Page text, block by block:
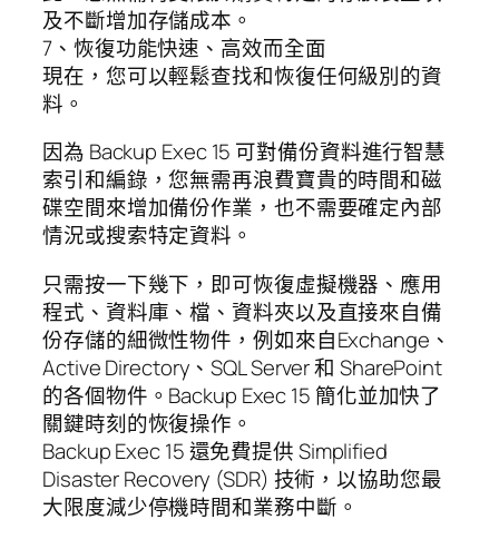
及不斷增加存儲成本。
7、恢復功能快速、高效而全面
現在，您可以輕鬆查找和恢復任何級別的資
料。
因為 Backup Exec 15 可對備份資料進行智慧
索引和編錄，您無需再浪費寶貴的時間和磁
碟空間來增加備份作業，也不需要確定內部
情況或搜索特定資料。
只需按一下幾下，即可恢復虛擬機器、應用
程式、資料庫、檔、資料夾以及直接來自備
份存儲的細微性物件，例如來自Exchange、
Active Directory、SQL Server 和 SharePoint
的各個物件。Backup Exec 15 簡化並加快了
關鍵時刻的恢復操作。
Backup Exec 15 還免費提供 Simplified
Disaster Recovery (SDR) 技術，以協助您最
大限度減少停機時間和業務中斷。